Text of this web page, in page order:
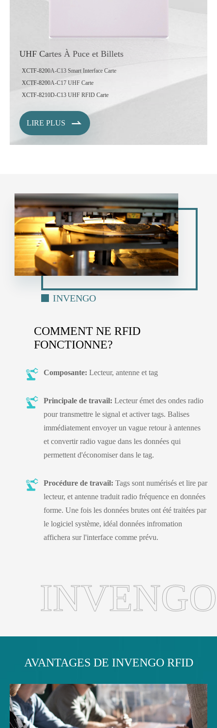
UHF Cartes À Puce et Billets
XCTF-8200A-C13 Smart Interface Carte
XCTF-8200A-C17 UHF Carte
XCTF-8210D-C13 UHF RFID Carte
LIRE PLUS 
INVENGO
COMMENT NE RFID
FONCTIONNE?
Composante: Lecteur, antenne et tag
Principale de travail: Lecteur émet des ondes radio
pour transmettre le signal et activer tags. Balises
immédiatement envoyer un vague retour à antennes
et convertir radio vague dans les données qui
permettent d'économiser dans le tag.
Procédure de travail: Tags sont numérisés et lire par
lecteur, et antenne traduit radio fréquence en données
forme. Une fois les données brutes ont été traitées par
le logiciel système, idéal données infromation
affichera sur l'interface comme prévu.
INVENGO
AVANTAGES DE INVENGO RFID